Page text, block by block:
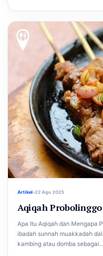
Artikel•22 Agu 2025
Aqiqah Probolinggo
Apa Itu Aqiqah dan Mengapa
ibadah sunnah muakkadah
kambing atau domba sebagai...